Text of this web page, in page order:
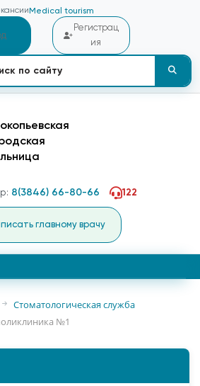
Medical tourism
Регистрац
ия
8(3846) 66-80-66 122
главному врачу
Стоматологическая служба
№1